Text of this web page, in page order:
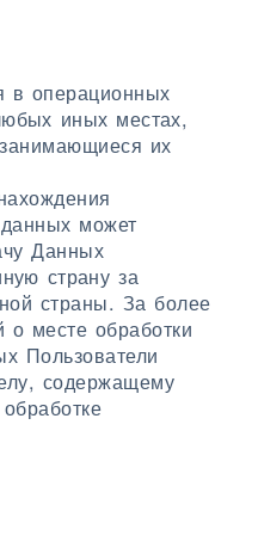
в операционных
иных местах,
их
может
Данных
страну за
страны. За более
месте обработки
Пользователи
содержащему